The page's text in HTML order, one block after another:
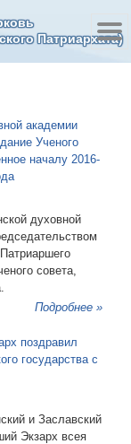
Патриархата)
академии
Ученого
началу 2016-
духовной
совета,
Подробнее »
поздравил
государства с
и Заславский
Экзарх всея